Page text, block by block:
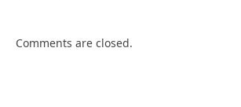
Comments are closed.